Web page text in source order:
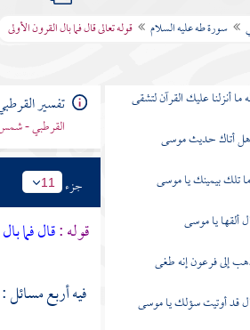
سورة طه عليه السلام قوله تعالى قال فما بال القرون الأولى
ما أنزلنا عليك القرآن لتشقى
أتاك حديث موسى
تلك بيمينك يا موسى
ألقها يا موسى
إلى فرعون إنه طغى
قد أوتيت سؤلك يا موسى
تفسير
القرطبي - شمس
جزء 11
قوله :قال فما
فيه أربع مسائل :